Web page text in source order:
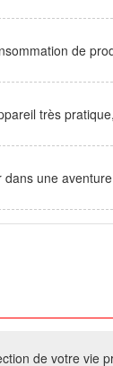
de
très
une
de votre vie